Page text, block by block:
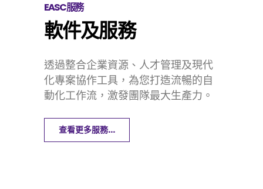
EASC服務
軟件及服務
透過整合企業資源、人才管理及現代
化專案協作工具，為您打造流暢的自
動化工作流，激發團隊最大生產力。
查看更多服務...